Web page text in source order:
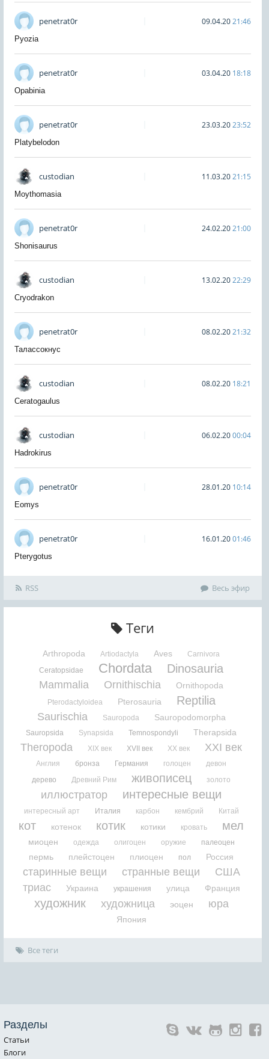
penetrat0r 09.04.2021:46
Pyozia
penetrat0r 03.04.20 18:18
Opabinia
penetrat0r 23.03.2023:52
Platybelodon
custodian 11.03.2021:15
Moythomasia
penetrat0r 24.02.2021:00
Shonisaurus
custodian 13.02.2022:29
Cryodrakon
penetrat0r 08.02.2021:32
Талассокнус
custodian 08.02.20 18:21
Ceratogaulus
custodian 06.02.2000:04
Hadrokirus
penetrat0r 28.01.20 10:14
Eomys
penetrat0r 16.01.2001:46
Pterygotus
RSS Весь эфир
Теги
Arthropoda Artiodactyla Aves
Carnivora
Ceratopsidae
Chordata Dinosauria
Mammalia Ornithischia Ornithopoda
Pterodactyloidea Pterosauria Reptilia
Saurischia Sauropoda Sauropodomorpha
Sauropsida Synapsida Temnospondyli Therapsida
Theropoda XIX век XVII век XX век XXI век
Англия бронза Германия голоцен
девон
дерево
Древний Рим живописец золото
иллюстратор интересные вещи
интересный арт Италия карбон кембрий Китай
кот котенок котик котики кровать мел
миоцен одежда олигоцен оружие палеоцен
пермь плейстоцен плиоцен пол Россия
старинные вещи странные вещи
США
триас
Украина украшения улица Франция
художник художница эоцен юра
Япония
Все теги
Разделы
Статьи
Блоги